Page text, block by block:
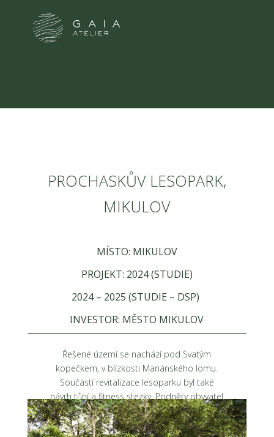
PROCHASKŮV LESOPARK,
MIKULOV
MÍSTO: MIKULOV
PROJEKT: 2024 (STUDIE)
2024 – 2025 (STUDIE – DSP)
INVESTOR: MĚSTO MIKULOV
Řešené území se nachází pod Svatým
kopečkem, v blízkosti Mariánského lomu.
Součástí revitalizace lesoparku byl také
návrh tůní a fitness stezky. Podněty obyvatel
pro nový lesopark Mikulova byly
shromážděny během komunitního setkání.